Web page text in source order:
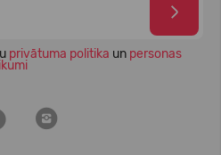
privātuma politika un personas